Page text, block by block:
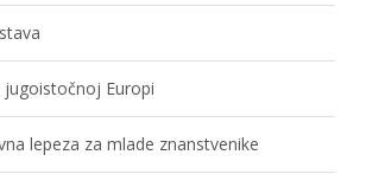
jugoistočnoj Europi
lepeza za mlade znanstvenike